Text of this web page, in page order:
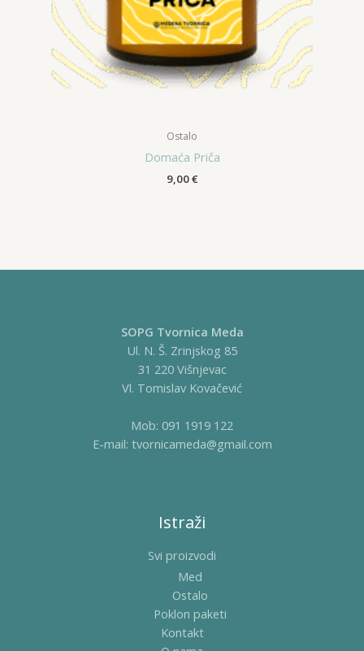
Ostalo
Domaća Priča
9,00€
SOPG Tvornica Meda
Ul. N. Š. Zrinjskog 85
31 220 Višnjevac
Vl. Tomislav Kovačević
Mob: 091 1919 122
E-mail: tvornicameda@gmail.com
Istraži
Svi proizvodi
Med
Ostalo
Poklon paketi
Kontakt